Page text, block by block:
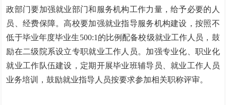
政部门要加强就业部门和服务机构工作力量，给予必要的人
员、经费保障。高校要加强就业指导服务机构建设，按照不
低于毕业年度毕业生500:1的比例配备校级就业工作人员，鼓
励在二级院系设立专职就业工作人员。加强专业化、职业化
就业工作队伍建设，定期开展毕业班辅导员、就业工作人员
业务培训，鼓励就业指导人员按要求参加相关职称评审。